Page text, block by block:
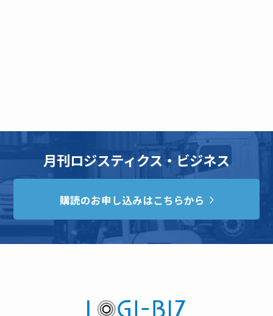
月刊ロジスティクス・ビジネス
購読のお申し込みはこちらから